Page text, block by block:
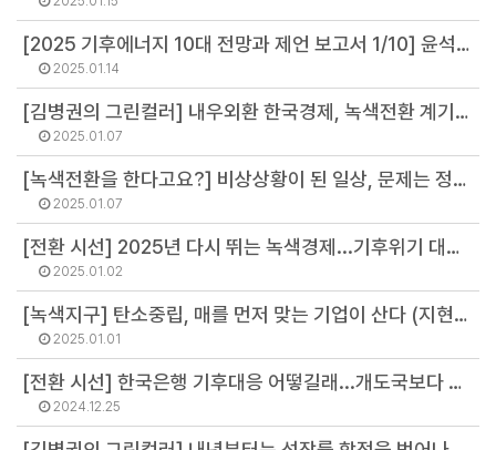
[2025 기후에너지 10대 전망과 제언 보고서 1/10] 윤석열 이후의 기후 정책: 탈원전과 탈탈원전, 그 다음 기후 정책 있나. (이유진 소장)
2025.01.14
[김병권의 그린컬러] 내우외환 한국경제, 녹색전환 계기로 (김병권 연구위원)
2025.01.07
[녹색전환을 한다고요?] 비상상황이 된 일상, 문제는 정치야 (오용석 팀장)
2025.01.07
[전환 시선] 2025년 다시 뛰는 녹색경제...기후위기 대응을 대선 의제로 (이유진 소장)
2025.01.02
[녹색지구] 탄소중립, 매를 먼저 맞는 기업이 산다 (지현영 부소장)
2025.01.01
[전환 시선] 한국은행 기후대응 어떻길래...개도국보다 못한 평가받나 (최기원 선임연구원)
2024.12.25